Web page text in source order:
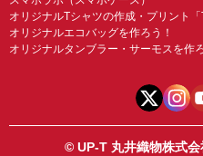
オリジナルTシャツの作成・プリント「
オリジナルエコバッグを作ろう！
オリジナルタンブラー・サーモスを作
© UP-T 丸井織物株式